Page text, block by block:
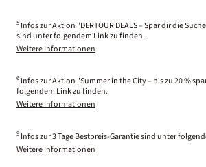
5 Infos zur Aktion "DERTOUR DEALS – Spar dir die
sind unter folgendem Link zu finden.
Weitere Informationen
6 Infos zur Aktion "Summer in the City – bis zu 20 %
folgendem Link zu finden.
Weitere Informationen
9 Infos zur 3 Tage Bestpreis-Garantie sind unter
Weitere Informationen